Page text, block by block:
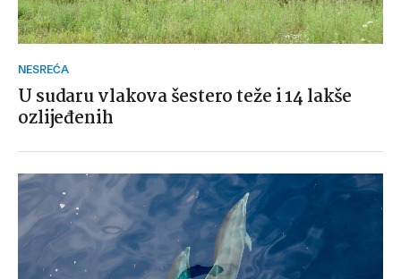
NESREĆA
U sudaru vlakova šestero teže i 14 lakše
ozlijeđenih